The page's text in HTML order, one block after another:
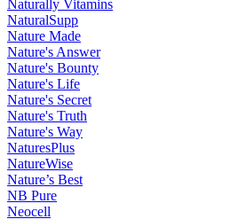
Naturally Vitamins
NaturalSupp
Nature Made
Nature's Answer
Nature's Bounty
Nature's Life
Nature's Secret
Nature's Truth
Nature's Way
NaturesPlus
NatureWise
Nature’s Best
NB Pure
Neocell